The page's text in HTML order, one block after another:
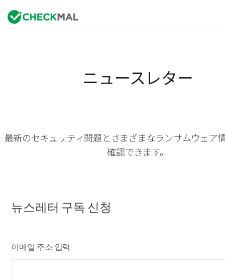
ニュースレター
最新のセキュリティ問題とさまざまなランサムウェア
確認できます。
뉴스레터 구독 신청
이메일 주소 입력